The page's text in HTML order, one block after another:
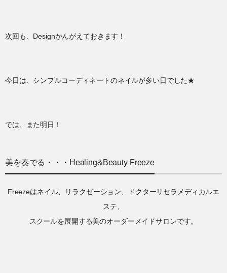
次回も、Designかんがえておきます！
今日は、シンプルコーディネートのネイルが多い日でした★
では、また明日！
美を奏でる・・・Healing&Beauty Freeze
Freezeはネイル、リラクゼーション、ドクターリセラメディカルエ
ステ、
スクールを展開する美のオーダーメイドサロンです。